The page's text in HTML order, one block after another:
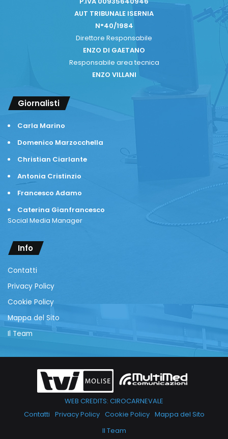
AUT TRIBUNALE ISERNIA
N°40/1984
Direttore Responsabile
ENZO DI GAETANO
Responsabile area tecnica
ENZO VILLANI
Giornalisti
Carla Marino
Domenico Marzocchella
Christian Ciarlante
Antonia Cristinzio
Francesco Adamo
Caterina Gianfrancesco
Social Media Manager
Info
Contatti
Privacy Policy
Cookie Policy
Mappa del Sito
Il Team
WEB CREDITS: CIROCARNEVALE
Contatti Privacy Policy Cookie Policy Mappa del Sito
Il Team